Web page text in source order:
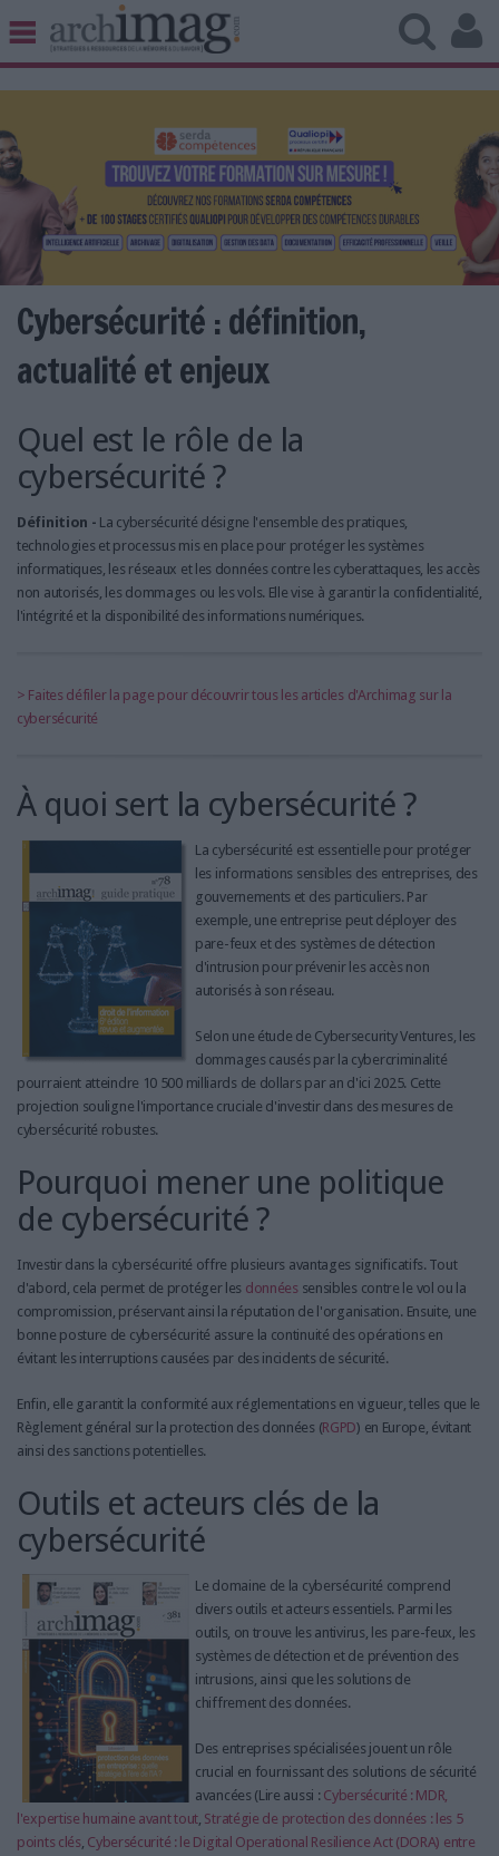
BIBLIOTHÈQUE ÉDITION
UNIVERS DATA
TRAVAIL COLLABORATIF
VIE NUMÉRIQUE
NUMÉRIQUE RESPONSABLE
LES NEWSLETTERS
LE MAGAZINE
LES BASES DE DONNÉES
L'ESPACE EMPLOI
L'AGENDA
LES SUPPLÉMENTS
Cybersécurité : définition,
actualité et enjeux
Quel est le rôle de la
cybersécurité ?
Définition - La cybersécurité désigne l'ensemble des pratiques,
technologies et processus mis en place pour protéger les systèmes
informatiques, les réseaux et les données contre les cyberattaques, les accès
non autorisés, les dommages ou les vols. Elle vise à garantir la confidentialité,
l'intégrité et la disponibilité des informations numériques.
> Faites défiler la page pour découvrir tous les articles d'Archimag sur la
cybersécurité
À quoi sert la cybersécurité ?
La cybersécurité est essentielle pour protéger
les informations sensibles des entreprises, des
gouvernements et des particuliers. Par
exemple, une entreprise peut déployer des
pare-feux et des systèmes de détection
d'intrusion pour prévenir les accès non
autorisés à son réseau.
Selon une étude de Cybersecurity Ventures, les
dommages causés par la cybercriminalité
pourraient atteindre 10 500 milliards de dollars par an d'ici 2025. Cette
projection souligne l'importance cruciale d'investir dans des mesures de
cybersécurité robustes.
Pourquoi mener une politique
de cybersécurité ?
Investir dans la cybersécurité offre plusieurs avantages significatifs. Tout
d'abord, cela permet de protéger les données sensibles contre le vol ou la
compromission, préservant ainsi la réputation de l'organisation. Ensuite, une
bonne posture de cybersécurité assure la continuité des opérations en
évitant les interruptions causées par des incidents de sécurité.
Enfin, elle garantit la conformité aux réglementations en vigueur, telles que le
Règlement général sur la protection des données (RGPD) en Europe, évitant
ainsi des sanctions potentielles.
Outils et acteurs clés de la
cybersécurité
Le domaine de la cybersécurité comprend
divers outils et acteurs essentiels. Parmi les
outils, on trouve les antivirus, les pare-feux, les
systèmes de détection et de prévention des
intrusions, ainsi que les solutions de
chiffrement des données.
Des entreprises spécialisées jouent un rôle
crucial en fournissant des solutions de sécurité
avancées (Lire aussi : Cybersécurité : MDR,
l'expertise humaine avant tout, Stratégie de protection des données : les 5
points clés, Cybersécurité : le Digital Operational Resilience Act (DORA) entre